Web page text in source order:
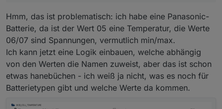
Hmm, das ist problematisch: ich habe eine Panasonic-
Batterie, da ist der Wert 05 eine Temperatur, die Werte
06/07 sind Spannungen, vermutlich min/max.
Ich kann jetzt eine Logik einbauen, welche abhängig
von den Werten die Namen zuweist, aber das ist schon
etwas hanebüchen - ich weiß ja nicht, was es noch für
Batterietypen gibt und welche Werte da kommen.